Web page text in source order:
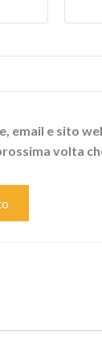
email e sito
volta